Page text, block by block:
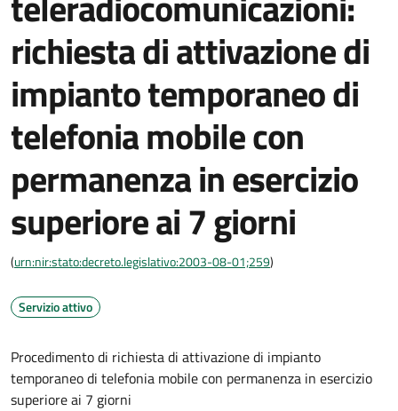
richiesta di attivazione di
impianto temporaneo di
telefonia mobile con
permanenza in esercizio
superiore ai 7 giorni
(urn:nir:stato:decreto.legislativo:2003-08-01;259)
Servizio attivo
Procedimento di richiesta di attivazione di impianto
temporaneo di telefonia mobile con permanenza in esercizio
superiore ai 7 giorni